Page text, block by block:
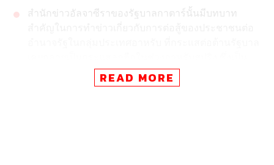
สำนักข่าวอัลจาซีราของรัฐบาลกาตาร์นั้นมีบทบาท
อุดมการณ์ทางการเมืองที่ตรงข้ามกับซาอุดีอาระเบีย
มองว่าแนวความคิดนี้เป็น ‘ภัยคุกคาม’ ต่อระบอบ
READ MORE